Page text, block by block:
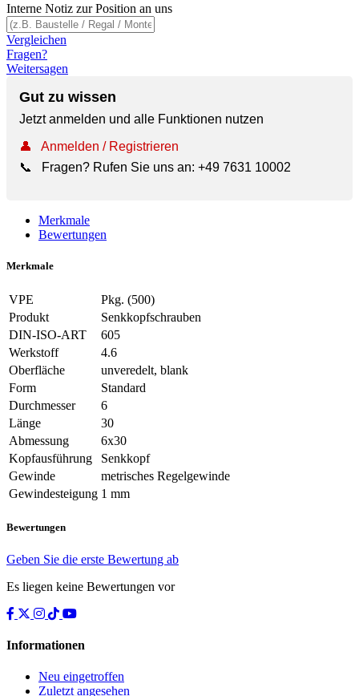
Interne Notiz zur Position an uns
Vergleichen
Fragen?
Weitersagen
Gut zu wissen
Jetzt anmelden und alle Funktionen nutzen
👤
Anmelden / Registrieren
📞
Fragen? Rufen Sie uns an: +49 7631 10002
Merkmale
Bewertungen
Merkmale
VPE
Pkg. (500)
Produkt
Senkkopfschrauben
DIN-ISO-ART
605
Werkstoff
4.6
Oberfläche
unveredelt, blank
Form
Standard
Durchmesser
6
Länge
30
Abmessung
6x30
Kopfausführung
Senkkopf
Gewinde
metrisches Regelgewinde
Gewindesteigung 1 mm
Bewertungen
Geben Sie die erste Bewertung ab
Es liegen keine Bewertungen vor
Informationen
Neu eingetroffen
Zuletzt angesehen